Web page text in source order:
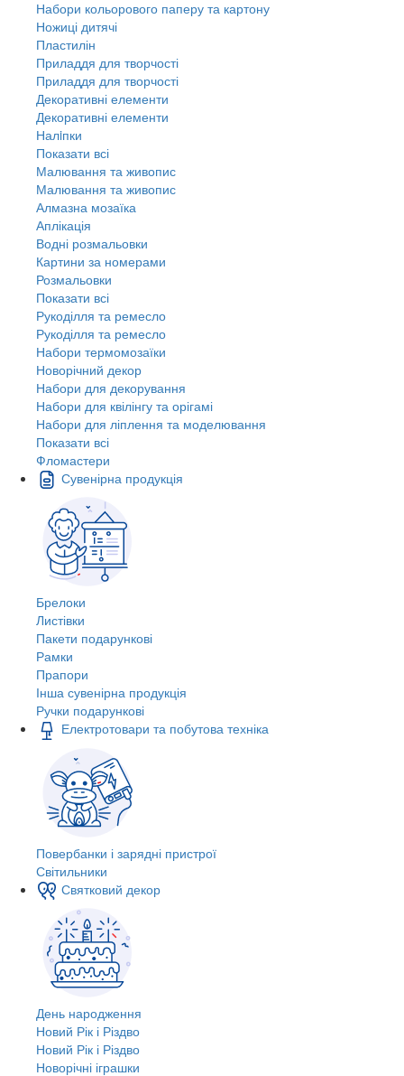
Набори кольорового паперу та картону
Ножиці дитячі
Пластилін
Приладдя для творчості
Приладдя для творчості
Декоративні елементи
Декоративні елементи
Налiпки
Показати всі
Малювання та живопис
Малювання та живопис
Алмазна мозаїка
Аплікація
Водні розмальовки
Картини за номерами
Розмальовки
Показати всі
Рукоділля та ремесло
Рукоділля та ремесло
Набори термомозаїки
Новорічний декор
Набори для декорування
Набори для квілінгу та орігамі
Набори для ліплення та моделювання
Показати всі
Фломастери
Сувенірна продукція
Брелоки
Листівки
Пакети подарункові
Рамки
Прапори
Інша сувенірна продукція
Ручки подарункові
Електротовари та побутова техніка
Повербанки і зарядні пристрої
Світильники
Святковий декор
День народження
Новий Рік і Різдво
Новий Рік і Різдво
Новорічні іграшки